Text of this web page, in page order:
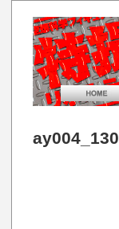
ay004_130